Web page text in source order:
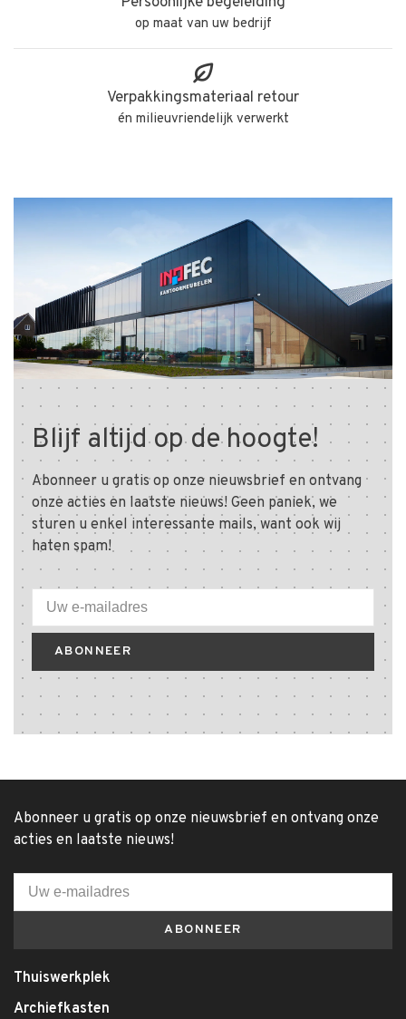
op maat van uw bedrijf
Verpakkingsmateriaal retour
én milieuvriendelijk verwerkt
Blijf altijd op de hoogte!
Abonneer u gratis op onze nieuwsbrief en ontvang
onze acties en laatste nieuws! Geen paniek, we
sturen u enkel interessante mails, want ook wij
haten spam!
ABONNEER
Abonneer u gratis op onze nieuwsbrief en ontvang onze
acties en laatste nieuws!
ABONNEER
Thuiswerkplek
Archiefkasten